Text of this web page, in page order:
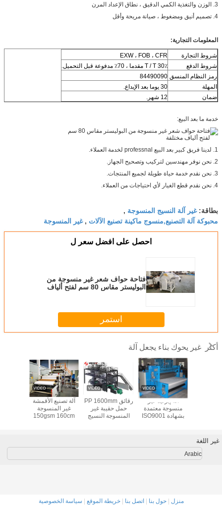
3. الوزن والتغذية الكمي الدقيق ، نطاق الإعداد المرن
4. تصميم أنيق ومضغوط ، صيانة مريحة وأقل
المعلومات التجارية:
شروط التجارة
EXW ، FOB ، CFR
شروط الدفع
30٪ T / T مقدما ، 70٪ مدفوعة قبل التحميل.
رمز النظام المنسق 84490090
المهلة
30 يوما بعد الإيداع.
ضمان
12 شهر.
خدمة ما بعد البيع:
1. لدينا فريق كبير بعد البيع professnal لخدمة العملاء.
2. نحن نوفر مهندسين لتركيب وتصحيح الجهاز.
3. نحن نقدم خدمة حياة طويلة لجميع المنتجات.
4. نحن نقدم قطع الغيار لأي احتياجات من العملاء.
بطاقة:غير آلة النسيج المنسوجة ,
محبوكة آلة التصنيع,منسوج ماكينة تصنيع الآلات ,غير المنسوجة
احصل على افضل سعر ل
فتاحة حواف شعر غير منسوجة من
البوليستر مقاس 80 سم لفتح ألياف
استمر
أكثر غير يحوك بناء يجعل آلة
آلة تصنيع الأقمشة
غير المنسوجة
150gsm 160cm
رقائق PP 1600mm
حمل حقيبة غير
المنسوجة النسيج
آلة إيرليد غير
منسوجة معتمدة
بشهادة ISO9001
غير اللغة
Arabic
منزل |حول بنا |اتصل بنا |خريطة الموقع | سياسة الخصوصية